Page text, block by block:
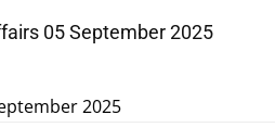
05 September 2025
2025